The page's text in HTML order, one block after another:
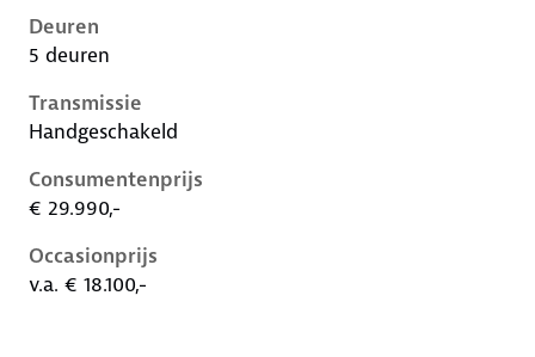
Deuren
5 deuren
Transmissie
Handgeschakeld
Consumentenprijs
€ 29.990,-
Occasionprijs
v.a. € 18.100,-